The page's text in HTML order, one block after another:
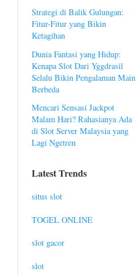
Strategi di Balik Gulungan:
Fitur-Fitur yang Bikin
Ketagihan
Dunia Fantasi yang Hidup:
Kenapa Slot Dari Yggdrasil
Selalu Bikin Pengalaman Main
Berbeda
Mencari Sensasi Jackpot
Malam Hari? Rahasianya Ada
di Slot Server Malaysia yang
Lagi Ngetren
Latest Trends
situs slot
TOGEL ONLINE
slot gacor
slot